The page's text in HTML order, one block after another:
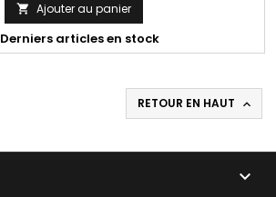
 Ajouter au panier
Derniers articles en stock
RETOUR EN HAUT 
